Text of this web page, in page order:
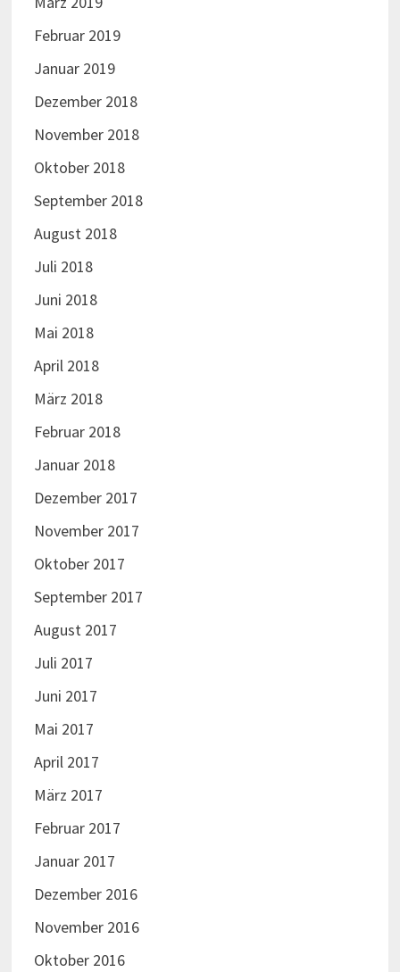
Februar 2019
Januar 2019
Dezember 2018
November 2018
Oktober 2018
September 2018
August 2018
Juli 2018
Juni 2018
Mai 2018
April 2018
März 2018
Februar 2018
Januar 2018
Dezember 2017
November 2017
Oktober 2017
September 2017
August 2017
Juli 2017
Juni 2017
Mai 2017
April 2017
März 2017
Februar 2017
Januar 2017
Dezember 2016
November 2016
Oktober 2016